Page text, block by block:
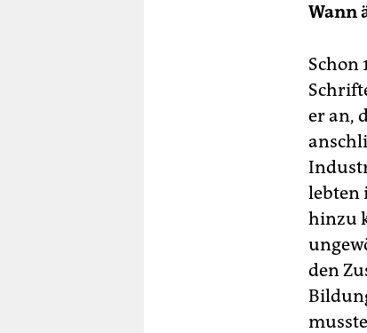
Wann
Schon
er an,
lebten
hinzu
den